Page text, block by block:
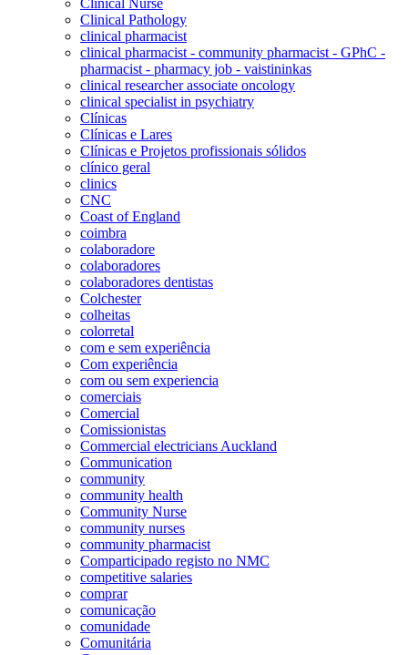
Clinical Pathology
clinical pharmacist
clinical pharmacist - community pharmacist - GPhC -
pharmacist - pharmacy job - vaistininkas
clinical researcher associate oncology
clinical specialist in psychiatry
Clínicas
Clínicas e Lares
Clínicas e Projetos profissionais sólidos
clínico geral
clinics
CNC
Coast of England
coimbra
colaboradore
colaboradores
colaboradores dentistas
Colchester
colheitas
colorretal
com e sem experiência
Com experiência
com ou sem experiencia
comerciais
Comercial
Comissionistas
Commercial electricians Auckland
Communication
community
community health
Community Nurse
community nurses
community pharmacist
Comparticipado registo no NMC
competitive salaries
comprar
comunicação
comunidade
Comunitária